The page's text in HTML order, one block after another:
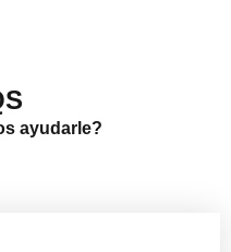
ayudarle?